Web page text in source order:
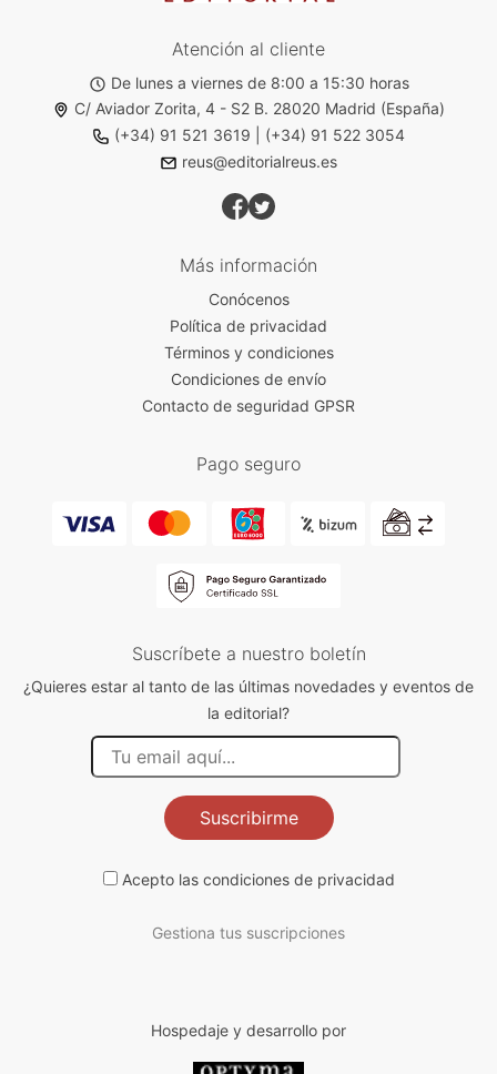
Atención al cliente
De lunes a viernes de 8:00 a 15:30 horas
C/ Aviador Zorita, 4 - S2 B. 28020 Madrid (España)
(+34) 91 521 3619
(+34) 91 522 3054
reus@editorialreus.es
Más información
Conócenos
Política de privacidad
Términos y condiciones
Condiciones de envío
Contacto de seguridad GPSR
Pago seguro
Suscríbete a nuestro boletín
¿Quieres estar al tanto de las últimas novedades y eventos de
la editorial?
Suscribirme
Acepto las condiciones de privacidad
Gestiona tus suscripciones
Hospedaje y desarrollo por